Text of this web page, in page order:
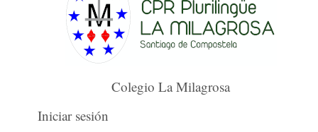
Colegio La Milagrosa
Iniciar sesión